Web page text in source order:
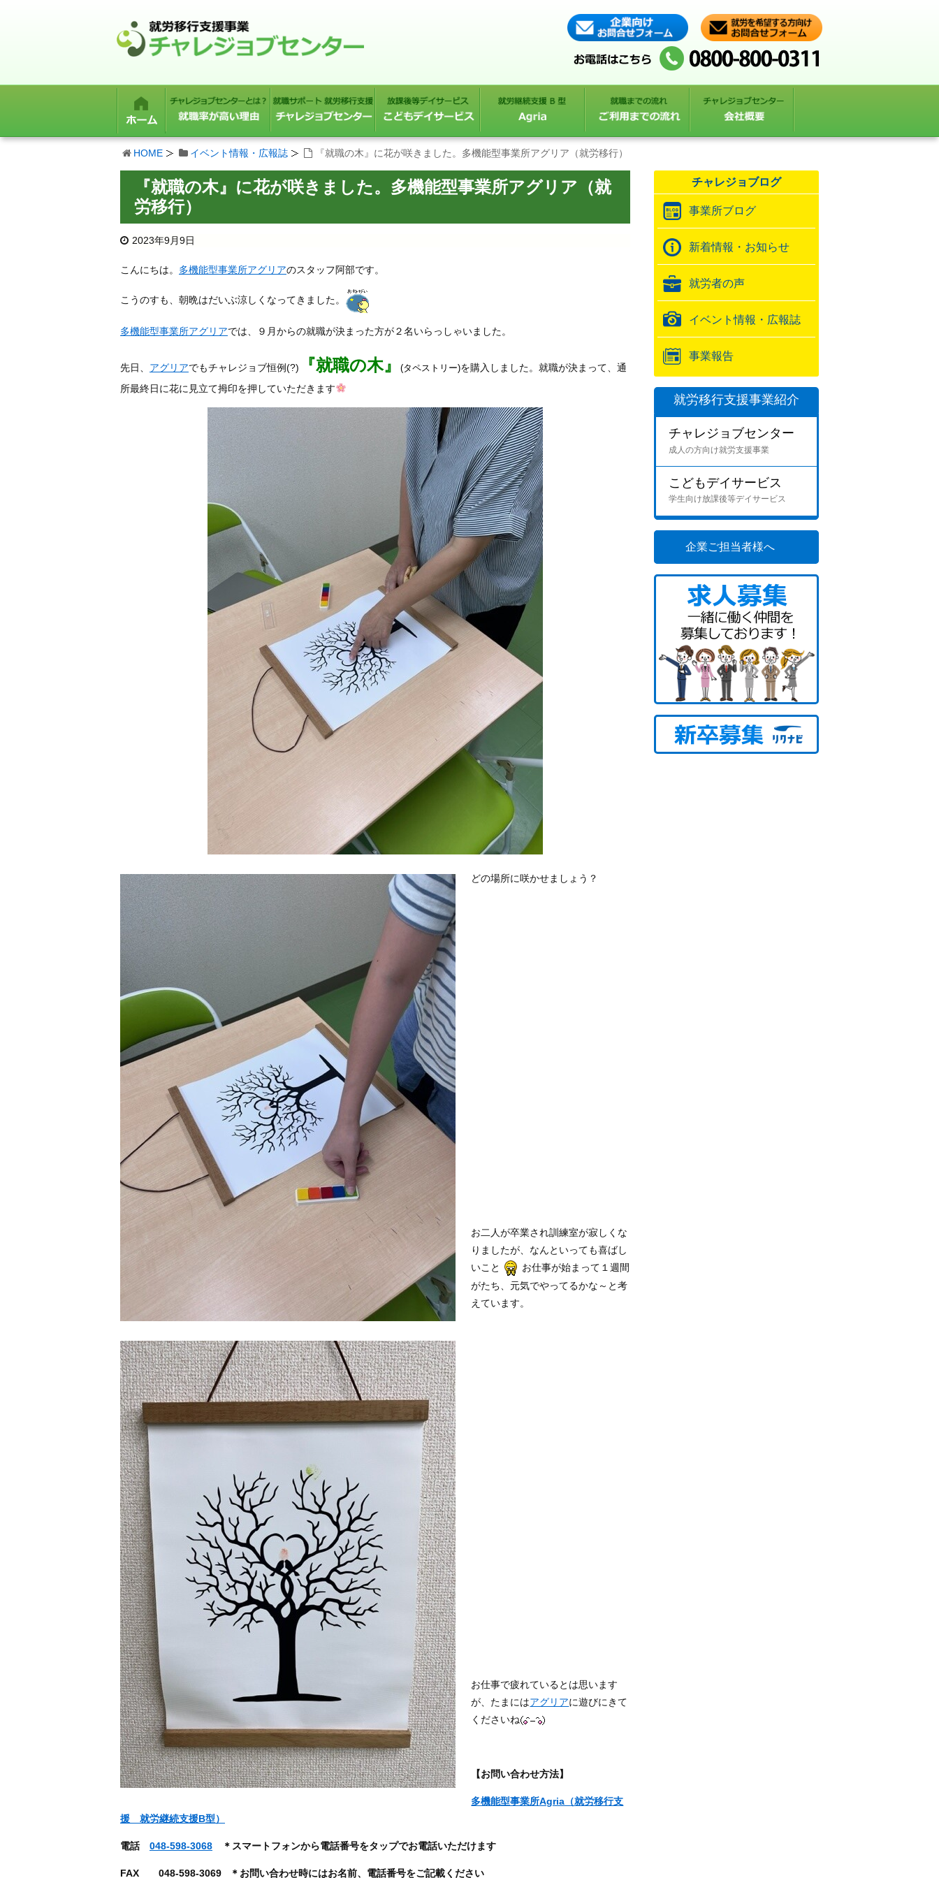
HOME イベント情報・広報誌 『就職の木』に花が咲きました。多機能型事業所アグリア（就労移行）
『就職の木』に花が咲きました。多機能型事業所アグリア（就
労移行）
2023年9月9日
こんにちは。 多機能型事業所アグリアのスタッフ阿部です。
こうのすも、朝晩はだいぶ涼しくなってきました。
多機能型事業所アグリアでは、９月からの就職が決まった方が２名いらっしゃいました。
先日、 アグリアでもチャレジョブ恒例(?) 『就職の木』 (タペストリー)を購入しました。就職が決まって、通
所最終日に花に見立て拇印を押していただきます
どの場所に咲かせましょう？
お二人が卒業され訓練室が寂しくな
りましたが、なんといっても喜ばし
いこと
お仕事が始まって１週間
がたち、元気でやってるかな～と考
えています。
お仕事で疲れているとは思います
が、たまにはアグリアに遊びにきて
くださいね
【お問い合わせ方法】
多機能型事業所Agria（就労移行支
援 就労継続支援B型）
電話 048-598-3068 ＊スマートフォンから電話番号をタップでお電話いただけます
FAX 048-598-3069 ＊お問い合わせ時にはお名前、電話番号をご記載ください
チャレジョブログ
事業所ブログ
新着情報・お知らせ
就労者の声
イベント情報・広報誌
事業報告
就労移行支援事業紹介
チャレジョブセンター
成人の方向け就労支援事業
こどもデイサービス
学生向け放課後等デイサービス
企業ご担当者様へ